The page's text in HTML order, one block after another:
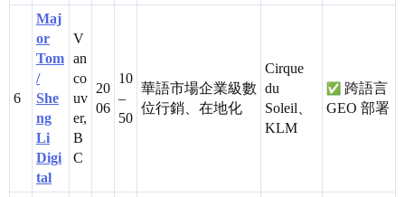
6
Maj
or
Tom
/
She
ng
Li
Digi
tal
V
an
co
uv
er,
B
C
20
06
10
–
50
華語市場企業級數
位行銷、在地化
Cirque
du
Soleil、
KLM
跨語言
GEO 部署